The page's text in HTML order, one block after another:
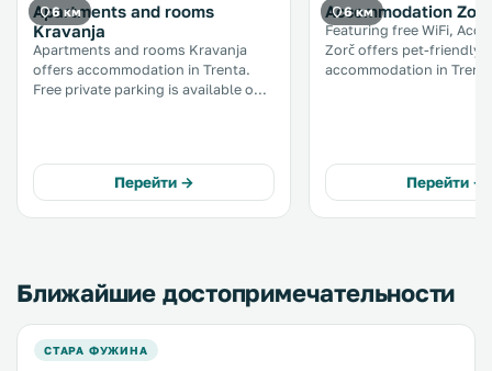
6 км
Apartments and rooms
Kravanja
Apartments and rooms Kravanja
offers accommodation in Trenta.
Free private parking is available on
certain rooms. .
Перейти →
6 км
Accommodation Zorč
Featuring free WiFi,
Zorč offers pet-friendly
accommodation in Trenta.
bathroom. .
Перейти →
Ближайшие достопримечательности
СТАРА ФУЖИНА